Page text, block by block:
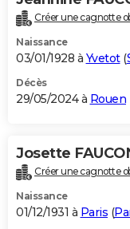
Créer une cagnotte
Naissance
03/01/1928 à Yvetot(
Décès
29/05/2024 à Rouen
Josette
Créer une cagnotte
Naissance
01/12/1931 à Paris (